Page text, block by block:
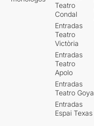
Teatro
Condal
Entradas
Teatro
Victòria
Entradas
Teatro
Apolo
Entradas
Teatro Goya
Entradas
Espai Texas